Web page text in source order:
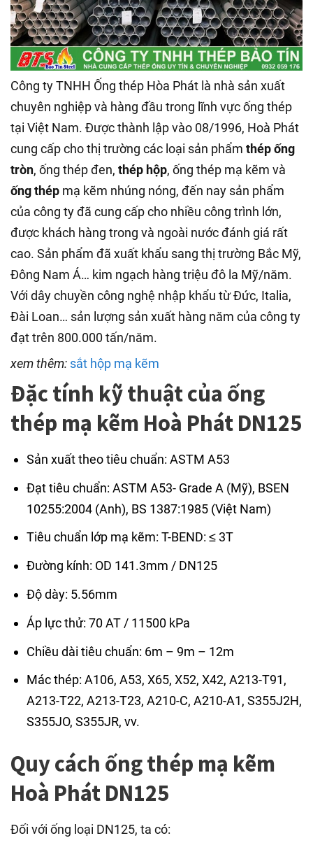
Công ty TNHH Ống thép Hòa Phát là nhà sản xuất
chuyên nghiệp và hàng đầu trong lĩnh vực ống thép
tại Việt Nam. Được thành lập vào 08/1996, Hoà Phát
cung cấp cho thị trường các loại sản phẩm thép ống
tròn, ống thép đen, thép hộp, ống thép mạ kẽm và
ống thép mạ kẽm nhúng nóng, đến nay sản phẩm
của công ty đã cung cấp cho nhiều công trình lớn,
được khách hàng trong và ngoài nước đánh giá rất
cao. Sản phẩm đã xuất khẩu sang thị trường Bắc Mỹ,
Đông Nam Á… kim ngạch hàng triệu đô la Mỹ/năm.
Với dây chuyền công nghệ nhập khẩu từ Đức, Italia,
Đài Loan… sản lượng sản xuất hàng năm của công ty
đạt trên 800.000 tấn/năm.
xem thêm: sắt hộp mạ kẽm
Đặc tính kỹ thuật của ống
thép mạ kẽm Hoà Phát DN125
Sản xuất theo tiêu chuẩn: ASTM A53
Đạt tiêu chuẩn: ASTM A53- Grade A (Mỹ), BSEN
10255:2004 (Anh), BS 1387:1985 (Việt Nam)
Tiêu chuẩn lớp mạ kẽm: T-BEND: ≤ 3T
Đường kính: OD 141.3mm / DN125
Độ dày: 5.56mm
Áp lực thử: 70 AT / 11500 kPa
Chiều dài tiêu chuẩn: 6m – 9m – 12m
Mác thép: A106, A53, X65, X52, X42, A213-T91,
A213-T22, A213-T23, A210-C, A210-A1, S355J2H,
S355JO, S355JR, vv.
Quy cách ống thép mạ kẽm
Hoà Phát DN125
Đối với ống loại DN125, ta có: